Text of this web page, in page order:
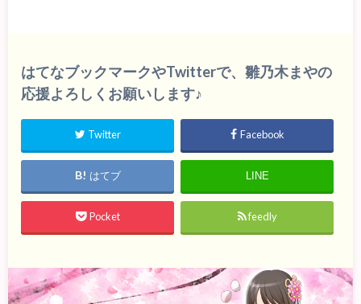
はてなブックマークやTwitterで、雛乃木まやの
応援よろしくお願いします♪
Twitter Facebook
はてブ LINE
Pocket feedly